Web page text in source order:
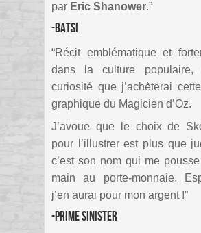
par Eric Shanower.”
-Batsi
“Récit emblématique et
dans la culture populaire,
curiosité que j’achèterai
graphique du Magicien d’Oz.
J’avoue que le choix de
pour l’illustrer est plus que
c’est son nom qui me
main au porte-monnaie.
j’en aurai pour mon argent !”
-Prime Sinister